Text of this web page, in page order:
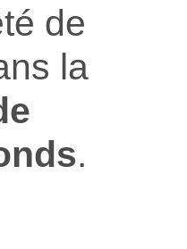
de
la
.